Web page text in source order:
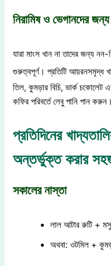
নিরামিষ ও ভেগানদের
যারা মাংস খান না তাদের জন্য
গুরুত্বপূর্ণ। প্রতিটি আয়রনসমৃদ্ধ
তিল, কুমড়ার বিচি, ডার্ক চকোলেট
কফির পরিবর্তে লেবু পানি পান করুন।
প্রতিদিনের
অন্তর্ভুক্ত করার
সকালের নাস্তা
লাল আটার রুটি +
অথবা: ওটমিল +